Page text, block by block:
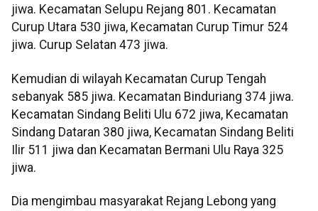
jiwa. Kecamatan Selupu Rejang 801. Kecamatan
Curup Utara 530 jiwa, Kecamatan Curup Timur 524
jiwa. Curup Selatan 473 jiwa.
Kemudian di wilayah Kecamatan Curup Tengah
sebanyak 585 jiwa. Kecamatan Binduriang 374 jiwa.
Kecamatan Sindang Beliti Ulu 672 jiwa, Kecamatan
Sindang Dataran 380 jiwa, Kecamatan Sindang Beliti
Ilir 511 jiwa dan Kecamatan Bermani Ulu Raya 325
jiwa.
Dia mengimbau masyarakat Rejang Lebong yang